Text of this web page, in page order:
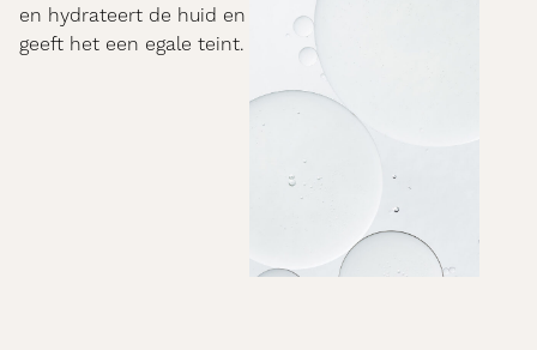
en hydrateert de huid en
geeft het een egale teint.